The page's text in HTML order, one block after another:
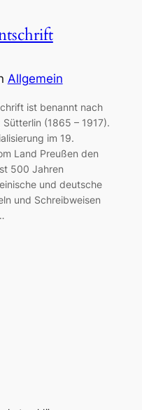
Allgemein
ist benannt nach
(1865 – 1917).
im 19.
Land Preußen den
500 Jahren
und deutsche
und Schreibweisen